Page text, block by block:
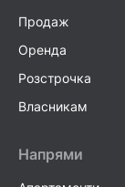
Продаж
Оренда
Розстрочка
Власникам
Напрями